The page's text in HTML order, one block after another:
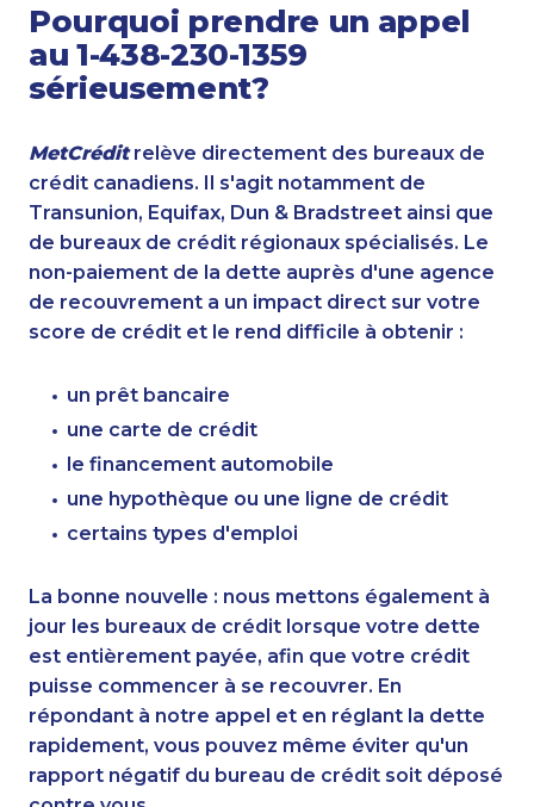
Pourquoi prendre un appel
au 1-438-230-1359
sérieusement?
MetCréditrelève directement des bureaux de
crédit canadiens. Il s'agit notamment de
Transunion, Equifax, Dun & Bradstreet ainsi que
de bureaux de crédit régionaux spécialisés. Le
non-paiement de la dette auprès d'une agence
de recouvrement a un impact direct sur votre
score de crédit et le rend difficile à obtenir :
un prêt bancaire
une carte de crédit
le financement automobile
une hypothèque ou une ligne de crédit
certains types d'emploi
La bonne nouvelle : nous mettons également à
jour les bureaux de crédit lorsque votre dette
est entièrement payée, afin que votre crédit
puisse commencer à se recouvrer. En
répondant à notre appel et en réglant la dette
rapidement, vous pouvez même éviter qu'un
rapport négatif du bureau de crédit soit déposé